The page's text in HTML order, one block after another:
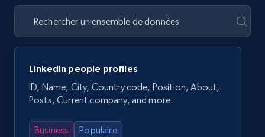
LinkedIn people profiles
ID, Name, City, Country code, Position, About,
Posts, Current company, and more.
Business Populaire